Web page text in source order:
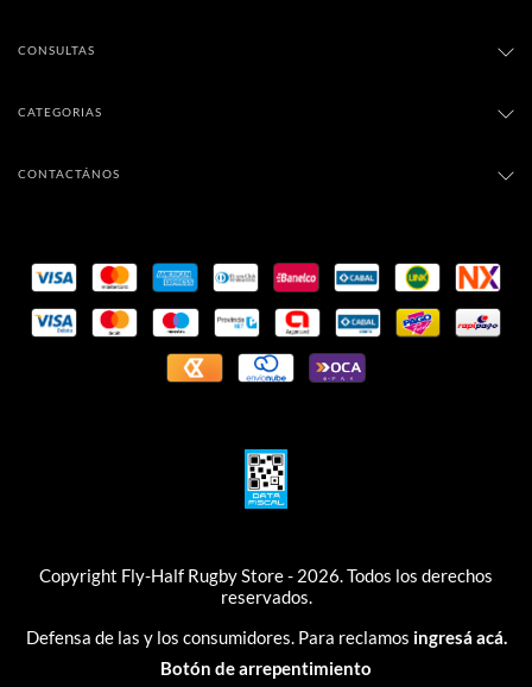
CONSULTAS
CATEGORIAS
CONTACTÁNOS
Copyright Fly-Half Rugby Store - 2026. Todos los derechos
reservados.
Defensa de las y los consumidores. Para reclamos ingresá acá.
Botón de arrepentimiento